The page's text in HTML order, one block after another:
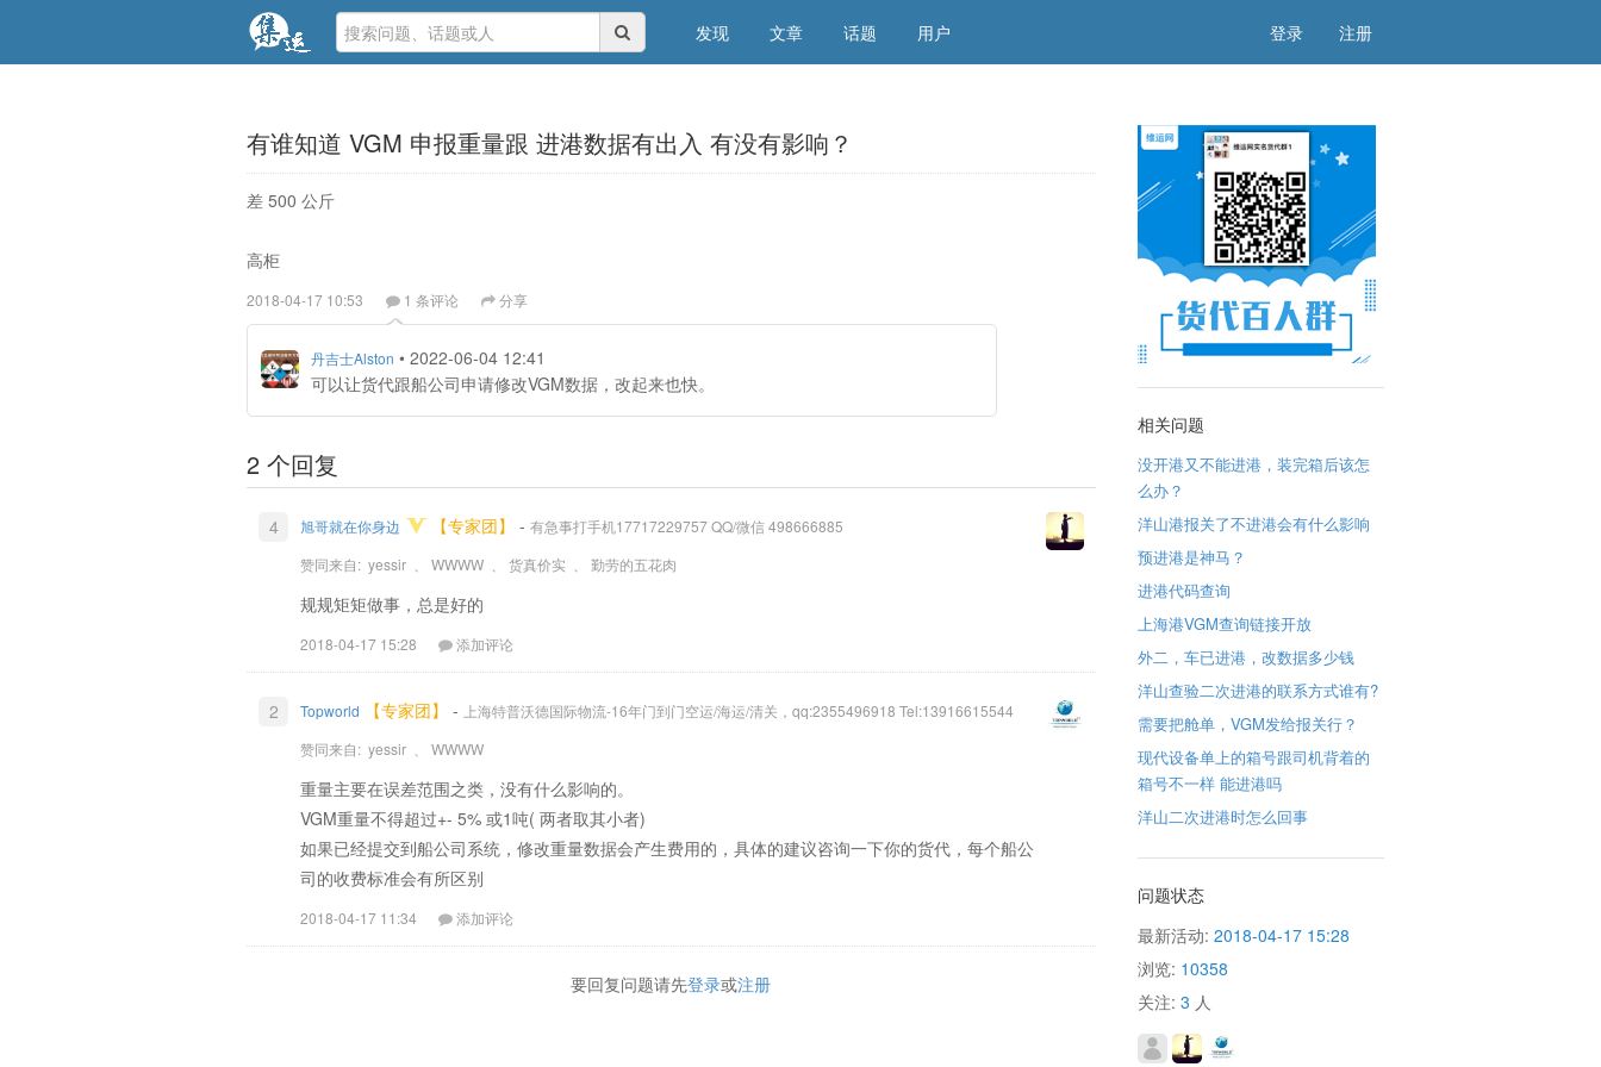
发现 文章 话题 用户 注册
登录
有谁知道 VGM 申报重量跟 进港数据有出入 有没有影响？
差 500 公斤
高柜
2018-04-17 10:53 1 条评论 分享
丹吉士Alston • 2022-06-04 12:41
可以让货代跟船公司申请修改VGM数据，改起来也快。
2 个回复
4 旭哥就在你身边 【专家团】 - 有急事打手机17717229757 QQ/微信 498666885
赞同来自: yessir WWWW 货真价实 勤劳的五花肉
规规矩矩做事，总是好的
2018-04-17 15:28 添加评论
2 Topworld 【专家团】 - 上海特普沃德国际物流-16年门到门空运/海运/清关，qq:2355496918 Tel:13916615544
赞同来自: yessir WWWW
重量主要在误差范围之类，没有什么影响的。
VGM重量不得超过+- 5% 或1吨( 两者取其小者)
如果已经提交到船公司系统，修改重量数据会产生费用的，具体的建议咨询一下你的货代，每个船公
司的收费标准会有所区别
2018-04-17 11:34 添加评论
要回复问题请先登录或注册
相关问题
没开港又不能进港，装完箱后该怎
么办？
洋山港报关了不进港会有什么影响
预进港是神马？
进港代码查询
上海港VGM查询链接开放
外二，车已进港，改数据多少钱
洋山查验二次进港的联系方式谁有?
需要把舱单，VGM发给报关行？
现代设备单上的箱号跟司机背着的
箱号不一样 能进港吗
洋山二次进港时怎么回事
问题状态
最新活动: 2018-04-17 15:28
浏览: 10358
关注: 3 人